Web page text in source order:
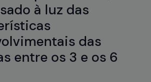
à luz das
das
entre os 3 e os 6